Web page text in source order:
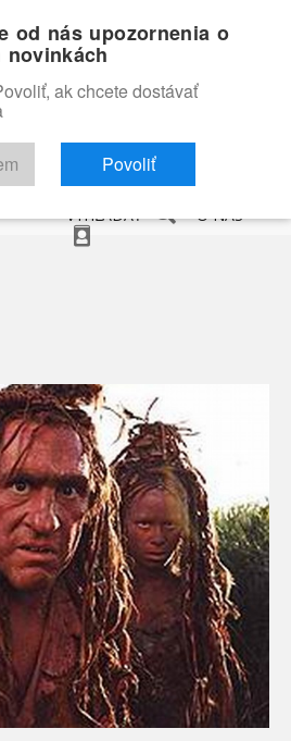
FILMOVÁ DATABÁZA
VYHĽADAŤ O NÁS
od nás upozornenia o
ak chcete dostávať
Povoliť